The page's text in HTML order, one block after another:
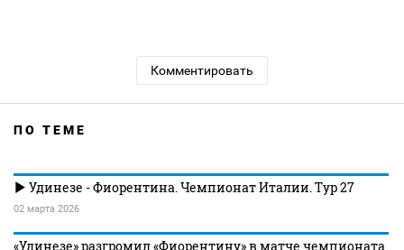
Комментировать
ПО ТЕМЕ
Удинезе - Фиорентина. Чемпионат Италии. Тур 27
02 марта 2026
«Удинезе» разгромил «Фиорентину» в матче чемпионата